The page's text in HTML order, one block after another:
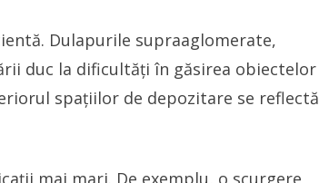
Dulapurile supraaglomerate,
duc la dificultăți în găsirea obiectelor
spațiilor de depozitare se reflectă
mai mari. De exemplu, o scurgere